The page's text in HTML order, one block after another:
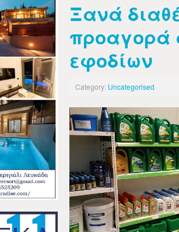
Ξανά
προαγορά
εφοδίων
Category: Uncategorised